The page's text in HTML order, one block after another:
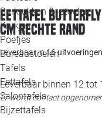
Barkrukken & -stoelen
Krukjes
Poefjes
Bureaustoelen
Tafels
Eettafels
Salontafels
Bijzettafels
Eettafel Butterfly
cm rechte rand
Leverbaar in16 uitvoeringen
Leverbaar binnen 12 tot
Er wordt contact